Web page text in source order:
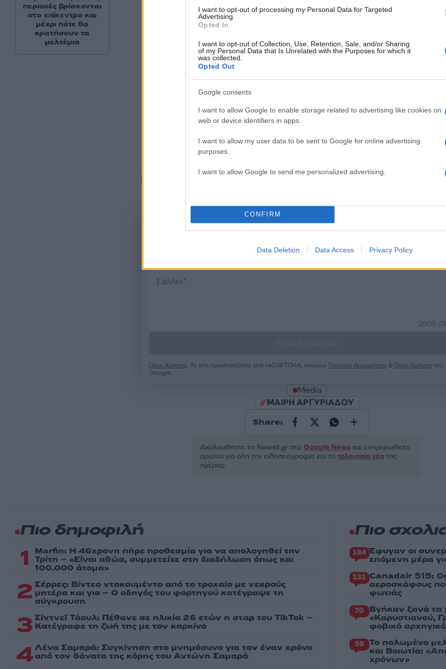
I want to opt-out of processing my Personal Data for Targeted
Advertising.
Opted In
I want to opt-out of Collection, Use, Retention, Sale, and/or Sharing
of my Personal Data that Is Unrelated with the Purposes for which it
was collected.
Opted Out
Google consents
I want to allow Google to enable storage related to advertising like cookies on
web or device identifiers in apps.
I want to allow my user data to be sent to Google for online advertising
purposes.
I want to allow Google to send me personalized advertising.
CONFIRM
Data Deletion Data Access Privacy Policy
Σχόλια
Σχολίασε εδώ
2000 /
Όροι Χρήσης. Το site προστατεύεται από reCAPTCHA, ισχύουν Πολιτική Απορρήτου &Όροι Χρήσης της
Google.
Media
ΜΑΙΡΗ ΑΡΓΥΡΙΑΔΟΥ
Share:
Ακολουθήστε το Νewsit.gr στο Google Newsκαι ενημερωθείτε
πρώτοι για όλη την ειδησεογραφία και τα τελευταία νέατης
ημέρας
περιοχές βρίσκονται
στο επίκεντρο και
μέχρι πότε θα
κρατήσουν τα
μελτέμια
Πιο δημοφιλή
1 Marfin: Η 46χρονη πήρε προθεσμία για να απολογηθεί την
Τρίτη – «Είναι αθώα, συμμετείχε στη διαδήλωση όπως και
100.000 άτομα»
2 Σέρρες: Βίντεο ντοκουμέντο από το τροχαίο με νεκρούς
μητέρα και γιο – Ο οδηγός του φορτηγού κατέγραψε τη
σύγκρουση
3 Σίντνεϊ Τάουλ: Πέθανε σε ηλικία 26 ετών η σταρ του TikTok –
Kατέγραφε τη ζωή της με τον καρκίνο
4Λένα Σαμαρά: Συγκίνηση στο μνημόσυνο για τον έναν χρόνο
από τον θάνατο της κόρης του Αντώνη Σαμαρά
Πιο
184 Έφυγαν οι
επόμενη μέρα
131 Canadair 515:
αεροσκάφους
φωτιάς
70 Βγήκαν ξανά τα
«Καρυστιανού,
φοβικό
59 Το πολωμένο
και Βοιωτία:
χρόνων»